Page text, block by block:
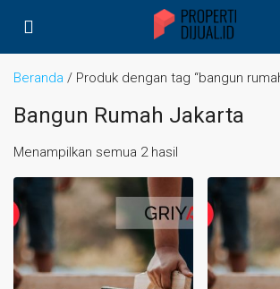
Beranda / Produk dengan tag “bangun
Bangun Rumah Jakarta
Menampilkan semua 2 hasil